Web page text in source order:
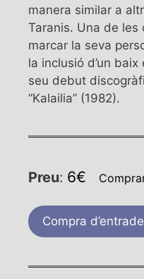
manera similar a
Taranis. Una de les
marcar la seva
la inclusió d’un
seu debut
“Kalailia” (1982).
Preu: 6€
Compra